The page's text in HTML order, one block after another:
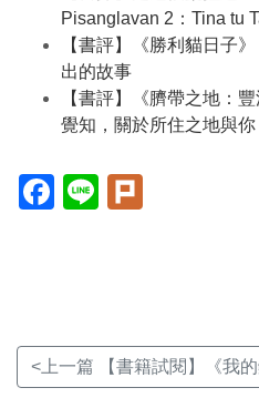
Pisanglavan 2：Tina tu
【書評】《勝利貓日子
出的故事
【書評】《臍帶之地：
覺知，關於所住之地與你
Facebook(另
開
Line(另
開
<上一篇 【書籍試閱】《我